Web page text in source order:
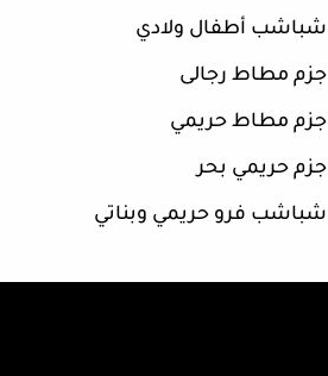
شباشب أطفال ولادي
جزم مطاط رجالى
جزم مطاط حريمي
جزم حريمي بحر
شباشب فرو حريمي وبناتي